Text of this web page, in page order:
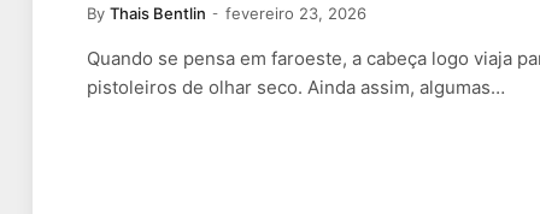
By Thais Bentlin fevereiro 23, 2026
Quando se pensa em faroeste, a cabeça logo viaja
pistoleiros de olhar seco. Ainda assim, algumas…